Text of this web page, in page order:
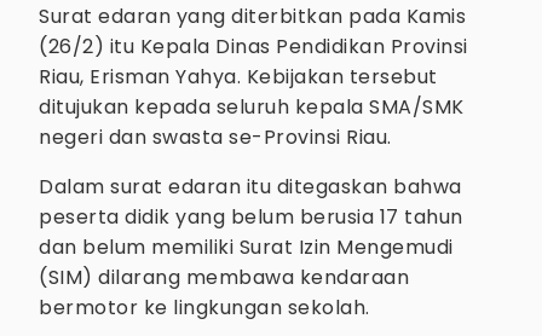
Surat edaran yang diterbitkan pada Kamis
(26/2) itu Kepala Dinas Pendidikan Provinsi
Riau, Erisman Yahya. Kebijakan tersebut
ditujukan kepada seluruh kepala SMA/SMK
negeri dan swasta se-Provinsi Riau.
Dalam surat edaran itu ditegaskan bahwa
peserta didik yang belum berusia 17 tahun
dan belum memiliki Surat Izin Mengemudi
(SIM) dilarang membawa kendaraan
bermotor ke lingkungan sekolah.